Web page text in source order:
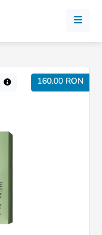
160.00 RON